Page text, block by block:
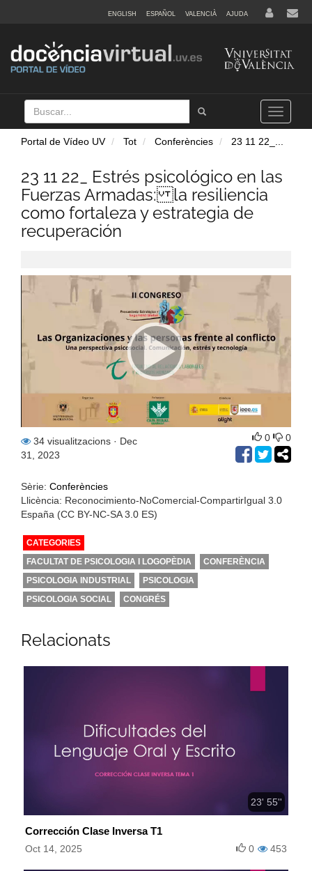
ENGLISH ESPAÑOL VALENCIÀ AJUDA
Buscar
Tramet
Toggle
navigation
Portal de Vídeo UV Tot Conferències 23 11 22_
23 11 22_ Estrés psicológico en las
Fuerzas Armadas: la resiliencia
como fortaleza y estrategia de
recuperación
34 visualitzacions · Dec
31, 2023
0 0
Sèrie: Conferències
Llicència: Reconocimiento-NoComercial-CompartirIgual 3.0
España (CC BY-NC-SA 3.0 ES)
CATEGORIES
FACULTAT DE PSICOLOGIA I LOGOPÈDIA
CONFERÈNCIA
PSICOLOGIA INDUSTRIAL
PSICOLOGIA
PSICOLOGIA SOCIAL
CONGRÉS
Relacionats
23' 55''
Corrección Clase Inversa T1
Oct 14, 2025 453
0